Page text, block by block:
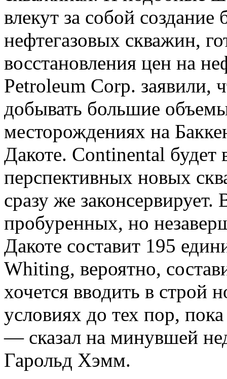
влекут за собой создание
нефтегазовых скважин,
восстановления цен на
Petroleum Corp. заявили,
добывать большие
месторождениях на
Дакоте. Continental будет
перспективных новых
сразу же
пробуренных, но
Дакоте составит 195
Whiting, вероятно,
хочется вводить в
условиях до тех пор,
— сказал на минувшей
Гарольд Хэмм.